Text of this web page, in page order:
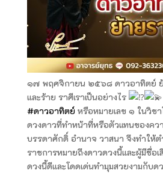
๑๗ พฤศจิกายน ๒๕๖๘ ดาวอาทิตย์ ย้
และร้าย ราศีเราเป็นอย่างไร
#ดาวอาทิตย์หรือหมายเลข ๑ ในวิชา
ดวงดาวที่ทำหน้าที่หรือตัวแทนของคว
บรรดาศักดิ์ อำนาจ วาสนา จึงทำให้ต
ราชการหมายถึงดาวดวงนี้และผู้มีชื่อเ
ดวงนี้ดีและโดดเด่นทำมุมสวยงามกับ